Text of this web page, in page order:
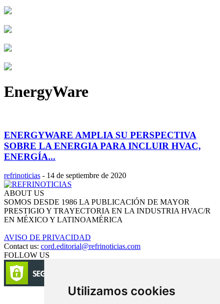
Utilizamos cookies
EnergyWare
ENERGYWARE AMPLIA SU PERSPECTIVA
SOBRE LA ENERGIA PARA INCLUIR HVAC,
ENERGÍA...
refrinoticias - 14 de septiembre de 2020
ABOUT US
SOMOS DESDE 1986 LA PUBLICACIÓN DE MAYOR
PRESTIGIO Y TRAYECTORIA EN LA INDUSTRIA HVAC/R
EN MÉXICO Y LATINOAMÉRICA
AVISO DE PRIVACIDAD
Contact us: cord.editorial@refrinoticias.com
FOLLOW US